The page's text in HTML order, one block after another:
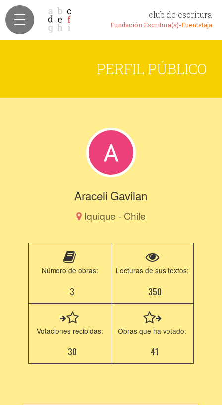
club de escritura
Fundación Escritura(s)-Fuentetaja
PERFIL PÚBLICO
Araceli Gavilan
Iquique - Chile
Número de obras:
3
Lecturas de sus textos:
350
Votaciones recibidas:
30
Obras que ha votado:
41